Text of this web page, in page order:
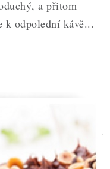
a přitom
k odpolední kávě...